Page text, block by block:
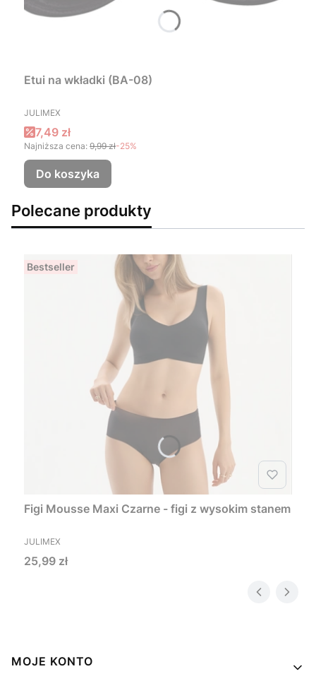
Etui na wkładki (BA-08)
PRODUCENT
JULIMEX
Cena promocyjna
7,49 zł
Najniższa cena: 9,99 zł-25%
Do koszyka
Polecane produkty
Bestseller
Figi Mousse Maxi Czarne - figi z wysokim stanem
PRODUCENT
JULIMEX
Cena
25,99 zł
Linki w stopce
MOJE KONTO